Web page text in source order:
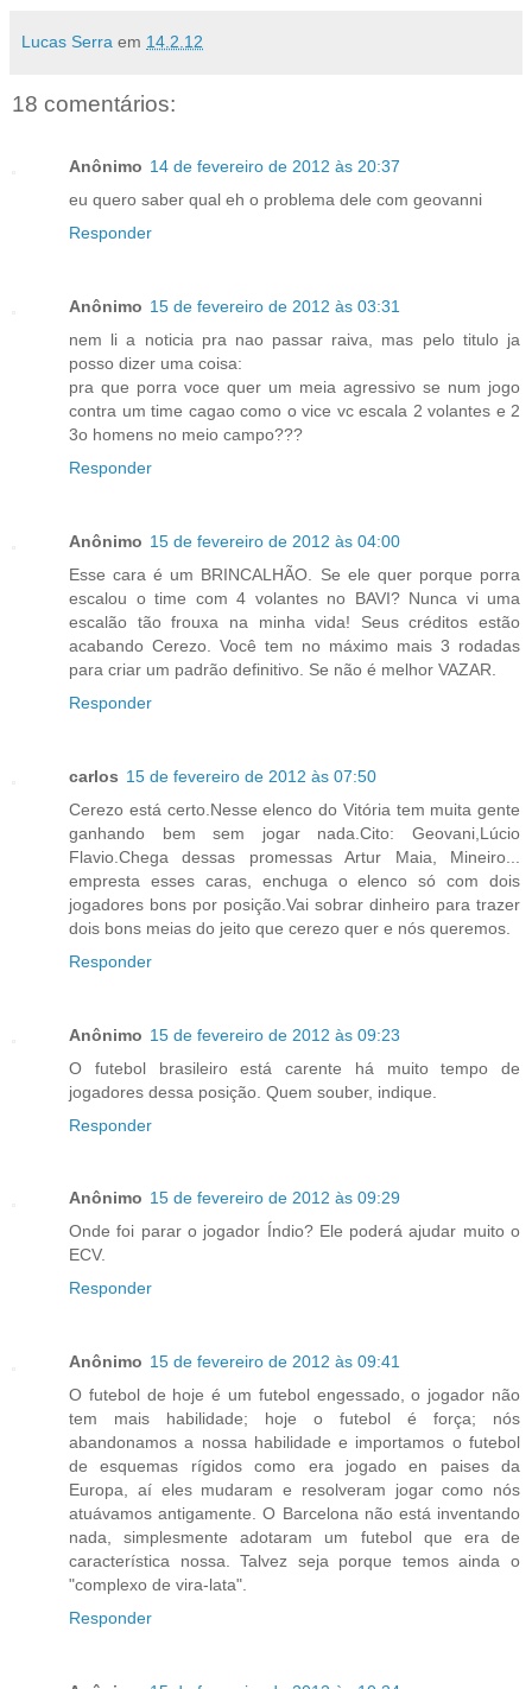
Lucas Serra em 14.2.12
18 comentários:
Anônimo 14 de fevereiro de 2012 às 20:37
eu quero saber qual eh o problema dele com geovanni
Responder
Anônimo 15 de fevereiro de 2012 às 03:31
nem li a noticia pra nao passar raiva, mas pelo titulo ja
posso dizer uma coisa:
pra que porra voce quer um meia agressivo se num jogo
contra um time cagao como o vice vc escala 2 volantes e 2
3o homens no meio campo???
Responder
Anônimo 15 de fevereiro de 2012 às 04:00
Esse cara é um BRINCALHÃO. Se ele quer porque porra
escalou o time com 4 volantes no BAVI? Nunca vi uma
escalão tão frouxa na minha vida! Seus créditos estão
acabando Cerezo. Você tem no máximo mais 3 rodadas
para criar um padrão definitivo. Se não é melhor VAZAR.
Responder
carlos 15 de fevereiro de 2012 às 07:50
Cerezo está certo.Nesse elenco do Vitória tem muita gente
ganhando bem sem jogar nada.Cito: Geovani,Lúcio
Flavio.Chega dessas promessas Artur Maia, Mineiro...
empresta esses caras, enchuga o elenco só com dois
jogadores bons por posição.Vai sobrar dinheiro para trazer
dois bons meias do jeito que cerezo quer e nós queremos.
Responder
Anônimo 15 de fevereiro de 2012 às 09:23
O futebol brasileiro está carente há muito tempo de
jogadores dessa posição. Quem souber, indique.
Responder
Anônimo 15 de fevereiro de 2012 às 09:29
Onde foi parar o jogador Índio? Ele poderá ajudar muito o
ECV.
Responder
Anônimo 15 de fevereiro de 2012 às 09:41
O futebol de hoje é um futebol engessado, o jogador não
tem mais habilidade; hoje o futebol é força; nós
abandonamos a nossa habilidade e importamos o futebol
de esquemas rígidos como era jogado en paises da
Europa, aí eles mudaram e resolveram jogar como nós
atuávamos antigamente. O Barcelona não está inventando
nada, simplesmente adotaram um futebol que era de
característica nossa. Talvez seja porque temos ainda o
"complexo de vira-lata".
Responder